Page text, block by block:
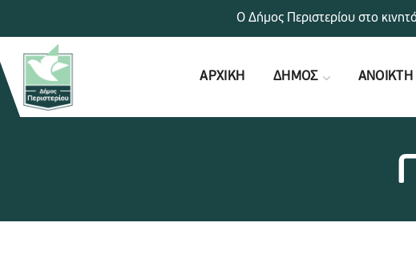
ΑΡΧΙΚΗ ΔΗΜΟΣ ΑΝΟΙΚΤΗ
Ο Δήμος Περιστερίου στο